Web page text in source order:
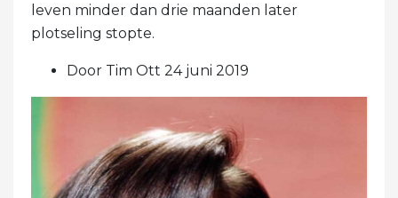
leven minder dan drie maanden later
plotseling stopte.
Door Tim Ott 24 juni 2019